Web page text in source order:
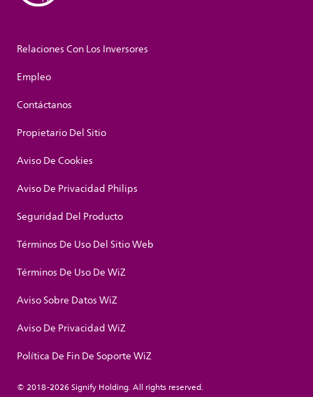
Relaciones Con Los Inversores
Empleo
Contáctanos
Propietario Del Sitio
Aviso De Cookies
Aviso De Privacidad Philips
Seguridad Del Producto
Términos De Uso Del Sitio Web
Términos De Uso De WiZ
Aviso Sobre Datos WiZ
Aviso De Privacidad WiZ
Política De Fin De Soporte WiZ
© 2018-2026 Signify Holding. All rights reserved.